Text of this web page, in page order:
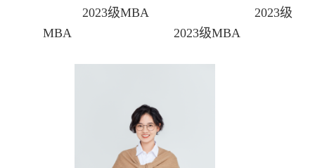
2023级MBA 2023级
MBA 2023级MBA